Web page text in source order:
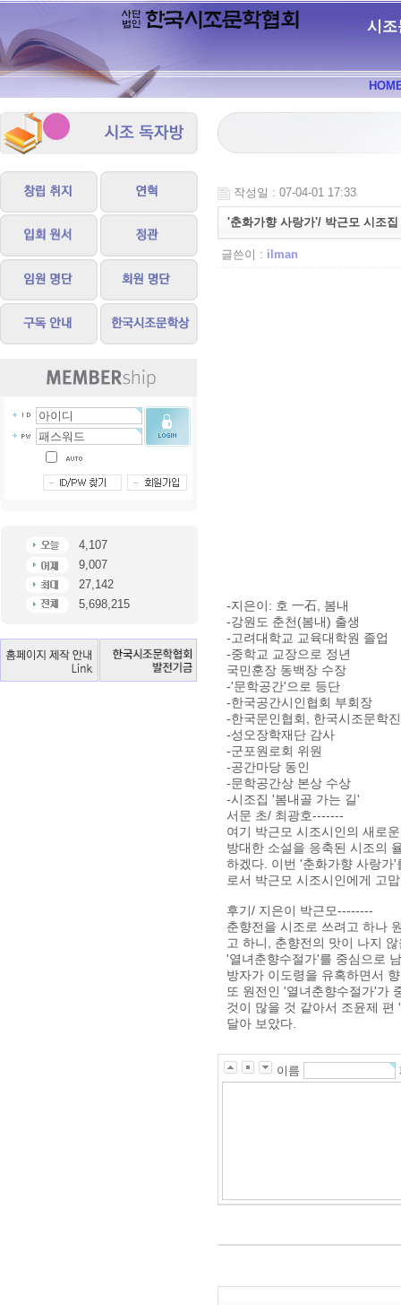
시조
4,107
9,007
27,142
5,698,215
작성일 : 07-04-01 17:33
'춘화가향 사랑가'/ 박근모 시조집
글쓴이 : ilman
-지은이: 호 一石, 봄내
-강원도 춘천(봄내) 출생
-고려대학교 교육대학원 졸업
-중학교 교장으로 정년
국민훈장 동백장 수장
-'문학공간'으로 등단
-한국공간시인협회 부회장
-한국문인협회, 한국시조문학
-성오장학재단 감사
-군포원로회 위원
-공간마당 동인
-문학공간상 본상 수상
-시조집 '봄내골 가는 길'
서문 초/ 최광호-------
여기 박근모 시조시인의 새로
방대한 소설을 응축된 시조의
하겠다. 이번 '춘화가향 사랑가
로서 박근모 시조시인에게 고
후기/ 지은이 박근모--------
춘향전을 시조로 쓰려고 하나
고 하니, 춘향전의 맛이 나지
'열녀춘향수절가'를 중심으로
방자가 이도령을 유혹하면서
또 원전인 '열녀춘향수절가'가
것이 많을 것 같아서 조윤제
달아 보았다.
이름